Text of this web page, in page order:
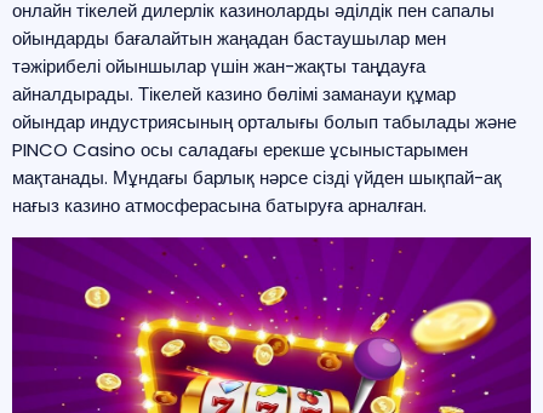
онлайн тікелей дилерлік казиноларды әділдік пен сапалы
ойындарды бағалайтын жаңадан бастаушылар мен
тәжірибелі ойыншылар үшін жан-жақты таңдауға
айналдырады. Тікелей казино бөлімі заманауи құмар
ойындар индустриясының орталығы болып табылады және
PINCO Casino осы саладағы ерекше ұсыныстарымен
мақтанады. Мұндағы барлық нәрсе сізді үйден шықпай-ақ
нағыз казино атмосферасына батыруға арналған.